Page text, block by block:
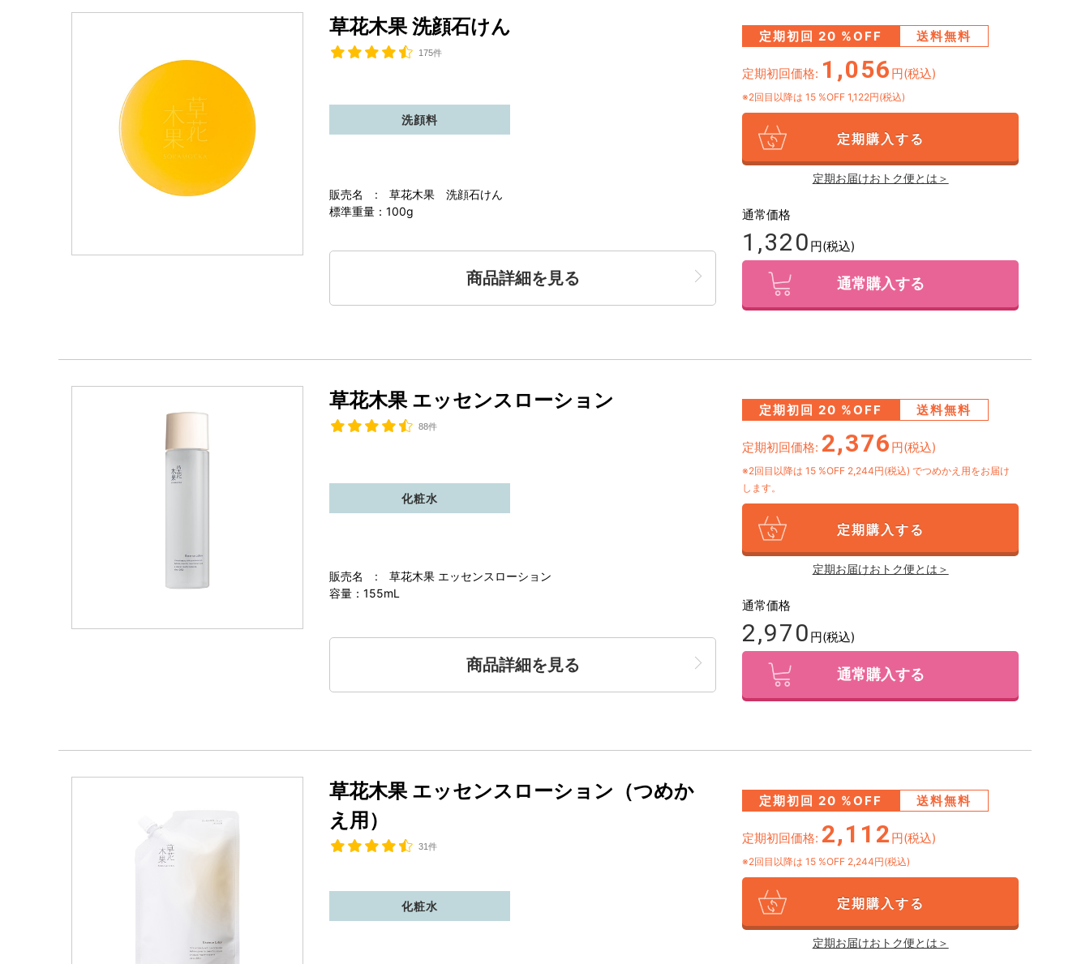
草花木果 洗顔石けん
175件
販売名 : 草花木果 洗顔石けん
標準重量：100g
洗顔料
商品詳細を見る
定期初回 20 %OFF 送料無料
定期初回価格: 1,056 円(税込)
※2回目以降は 15 %OFF 1,122円(税込)
定期購入する
定期お届けおトク便とは＞
通常価格
1,320 円(税込)
通常購入する
草花木果 エッセンスローション
88件
販売名 : 草花木果 エッセンスローション
容量：155mL
化粧水
商品詳細を見る
定期初回 20 %OFF 送料無料
定期初回価格: 2,376 円(税込)
※2回目以降は 15 %OFF 2,244円(税込)でつめかえ用をお届け
します。
定期購入する
定期お届けおトク便とは＞
通常価格
2,970 円(税込)
通常購入する
草花木果 エッセンスローション（つめか
え用）
31件
化粧水
定期初回 20 %OFF 送料無料
定期初回価格: 2,112 円(税込)
※2回目以降は 15 %OFF 2,244円(税込)
定期購入する
定期お届けおトク便とは＞